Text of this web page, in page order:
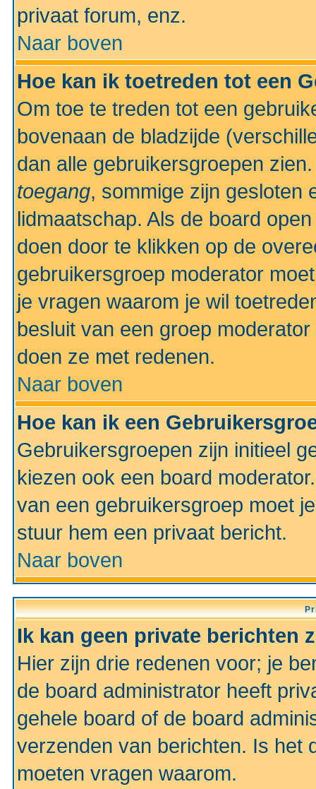
privaat forum, enz.
Naar boven
Hoe kan ik toetreden tot een
Om toe te treden tot een
bovenaan de bladzijde
dan alle gebruikersgroepen
toegang, sommige zijn gesloten
lidmaatschap. Als de board
doen door te klikken op de
gebruikersgroep moderator
je vragen waarom je wil
besluit van een groep
doen ze met redenen.
Naar boven
Hoe kan ik een
Gebruikersgroepen zijn initieel
kiezen ook een board
van een gebruikersgroep moet
stuur hem een privaat bericht.
Naar boven
Ik kan geen private berichten
Hier zijn drie redenen voor; je
de board administrator heeft
gehele board of de board
verzenden van berichten. Is het
moeten vragen waarom.